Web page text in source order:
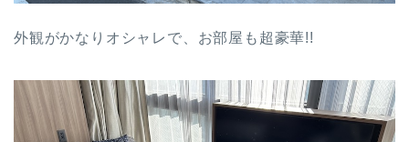
外観がかなりオシャレで、お部屋も超豪華!!